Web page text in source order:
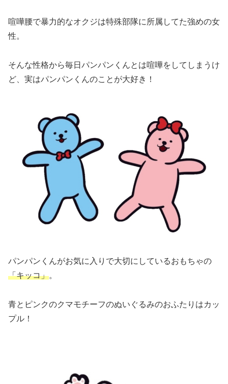
喧嘩腰で暴力的なオクジは特殊部隊に所属してた強めの女
性。
そんな性格から毎日パンパンくんとは喧嘩をしてしまうけ
ど、実はパンパンくんのことが大好き！
パンパンくんがお気に入りで大切にしているおもちゃの
「キッコ」。
青とピンクのクマモチーフのぬいぐるみのおふたりはカッ
プル！